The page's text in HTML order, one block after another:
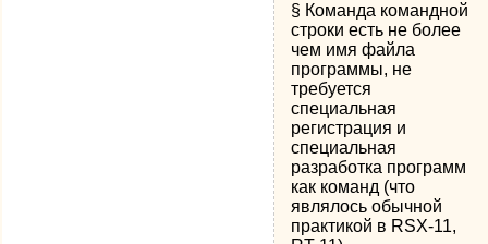
§ Команда командной
строки есть не более
чем имя файла
программы, не
требуется
специальная
регистрация и
специальная
разработка программ
как команд (что
являлось обычной
практикой в RSX-11,